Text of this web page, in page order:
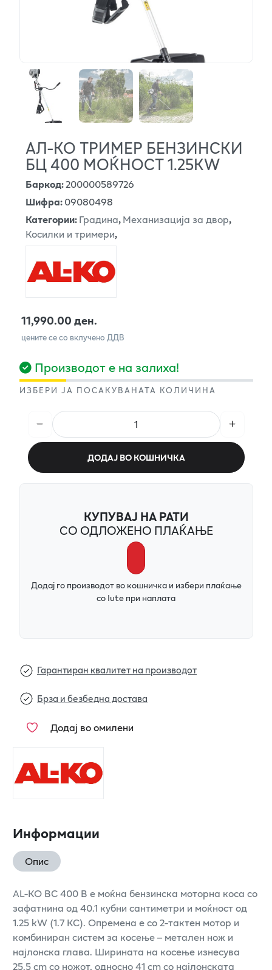
АЛ-КО ТРИМЕР БЕНЗИНСКИ
БЦ 400 МОЌНОСТ 1.25KW
Баркод:200000589726
Шифра:09080498
Категории:Градина,Механизација за двор,
Косилки и тримери,
11,990.00 ден.
цените се со вклучено ДДВ
Производот е на залиха!
ИЗБЕРИ ЈА ПОСАКУВАНАТА КОЛИЧИНА
ДОДАЈ ВО КОШНИЧКА
КУПУВАЈ НА РАТИ
СО ОДЛОЖЕНО ПЛАЌАЊЕ
Додај го производот во кошничка и избери плаќање
со Iute при наплата
Гарантиран квалитет на производот
Брза и безбедна достава
Додај во омилени
Информации
Опис
AL-KO BC 400 B е моќна бензинска моторна коса со
зафатнина од 40.1 кубни сантиметри и моќност од
1.25 kW (1.7 КС). Опремена е со 2-тактен мотор и
комбиниран систем за косење – метален нож и
најлонска глава. Ширината на косење изнесува
25.5 cm со ножот, односно 41 cm со најлонската